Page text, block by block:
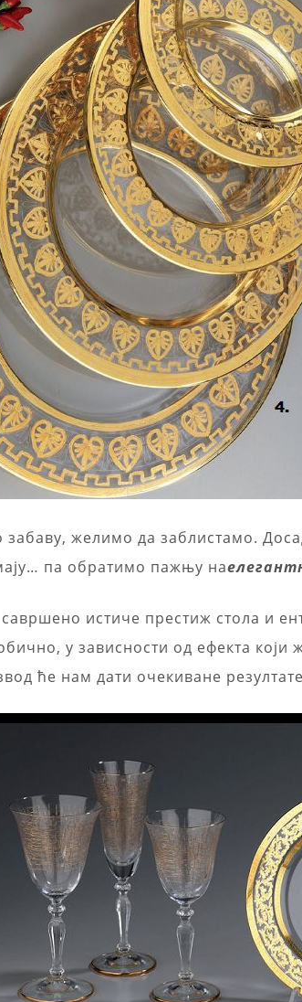
желимо да заблистамо.
па обратимо пажњу на
истиче престиж стола и
у зависности од ефекта који
ће нам дати очекиване